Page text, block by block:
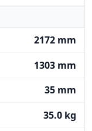
2172 mm
1303 mm
35 mm
35.0 kg